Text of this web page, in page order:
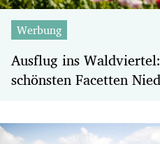
Werbung
Ausflug ins
schönsten Facetten